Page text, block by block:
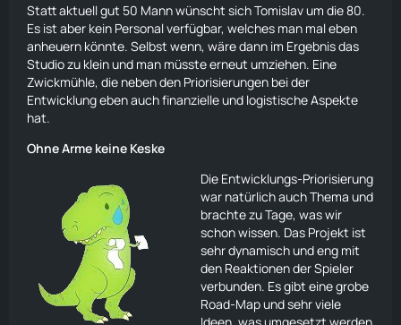
Statt aktuell gut 50 Mann wünscht sich Tomislav um die 80.
Es ist aber kein Personal verfügbar, welches man mal eben
anheuern könnte. Selbst wenn, wäre dann im Ergebnis das
Studio zu klein und man müsste erneut umziehen. Eine
Zwickmühle, die neben den Priorisierungen bei der
Entwicklung eben auch finanzielle und logistische Aspekte
hat.
Ohne Arme keine Keske
Die Entwicklungs-Priorisierung
war natürlich auch Thema und
brachte zu Tage, was wir
schon wissen. Das Projekt ist
sehr dynamisch und eng mit
den Reaktionen der Spieler
verbunden. Es gibt eine grobe
Road-Map und sehr viele